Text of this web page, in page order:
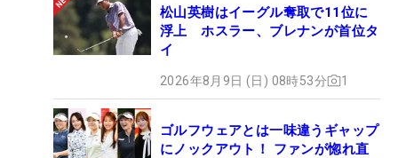
松山英樹はイーグル奪取で11位に
浮上 ホスラー、ブレナンが首位タ
イ
2026年8月9日 (日) 08時53分 1
ゴルフウェアとは一味違うギャップ
にノックアウト！ ファンが惚れ直